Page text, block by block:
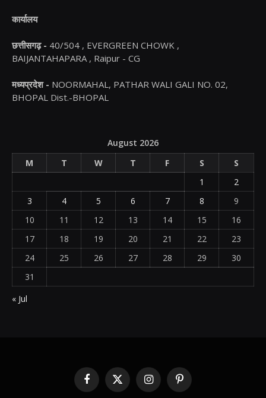
कार्यालय
छत्तीसगढ़ - 40/504 , EVERGREEN CHOWK ,
BAIJANTAHAPARA , Raipur - CG
मध्यप्रदेश - NOORMAHAL, PATHAR WALI GALI NO. 02,
BHOPAL Dist.-BHOPAL
August 2026
M
T W T F S
S
1
2
3
4 5 6 7 8
9
10
11 12 13 14 15
16
17
18 19 20 21 22
23
24
25 26 27 28 29
30
31
« Jul
Facebook
X
(Twitter)
InstagramPinterest